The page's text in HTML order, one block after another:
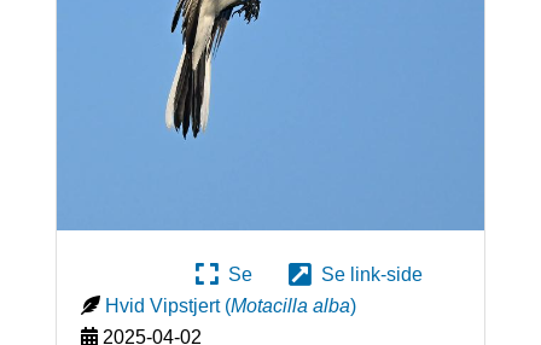
Se
Se link-side
Hvid Vipstjert (Motacilla alba)
2025-04-02